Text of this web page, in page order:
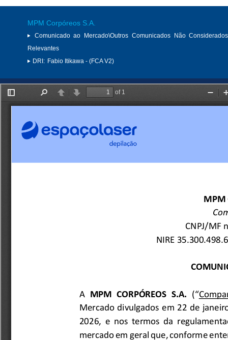
MPM Corpóreos S.A.
Comunicado ao Mercado\Outros Comunicados Não
Relevantes
DRI: Fabio Itikawa - (FCA V2)